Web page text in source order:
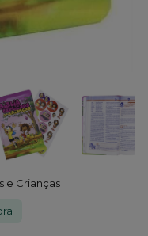
e Crianças